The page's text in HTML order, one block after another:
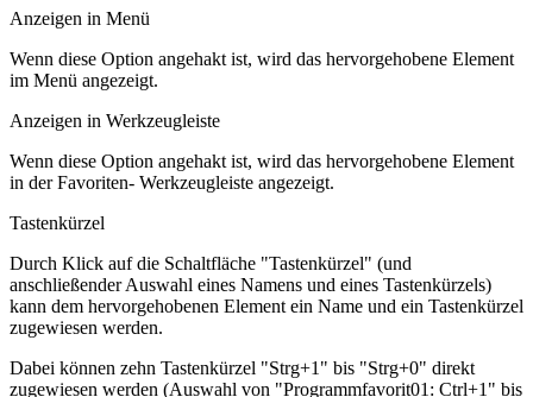
Anzeigen in Menü
Wenn diese Option angehakt ist, wird das hervorgehobene Element
im Menü angezeigt.
Anzeigen in Werkzeugleiste
Wenn diese Option angehakt ist, wird das hervorgehobene Element
in der Favoriten- Werkzeugleiste angezeigt.
Tastenkürzel
Durch Klick auf die Schaltfläche "Tastenkürzel" (und
anschließender Auswahl eines Namens und eines Tastenkürzels)
kann dem hervorgehobenen Element ein Name und ein Tastenkürzel
zugewiesen werden.
Dabei können zehn Tastenkürzel "Strg+1" bis "Strg+0" direkt
zugewiesen werden (Auswahl von "Programmfavorit01: Ctrl+1" bis